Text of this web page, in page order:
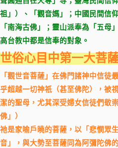
祖」）、「觀音媽」；中國民間信
「南海古佛」；靈山派奉為「五母
高台教中都是信奉的對象。
世俗心目中第一大菩
「觀世音菩薩」在佛門諸神中信徒
乎超越一切神祇（甚至佛陀），被
潔的聖母，尤其深受婦女信徒們敬
佛」）
祂是家喻戶曉的菩薩，以「悲憫眾
音」，與大勢至菩薩同為阿彌陀佛